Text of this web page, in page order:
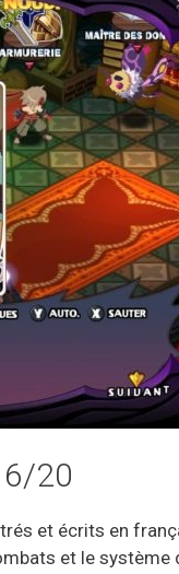
20
et écrits en
et le